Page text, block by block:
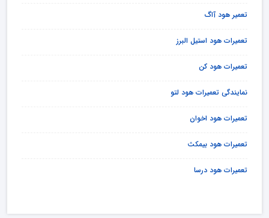
تعمیر هود آاگ
تعمیرات هود استیل البرز
تعمیرات هود کن
نمایندگی تعمیرات هود لتو
تعمیرات هود اخوان
تعمیرات هود بیمکث
تعمیرات هود درسا